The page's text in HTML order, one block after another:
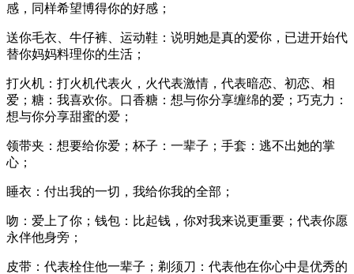
感，同样希望博得你的好感；
送你毛衣、牛仔裤、运动鞋：说明她是真的爱你，已进开始代
替你妈妈料理你的生活；
打火机：打火机代表火，火代表激情，代表暗恋、初恋、相
爱；糖：我喜欢你。口香糖：想与你分享缠绵的爱；巧克力：
想与你分享甜蜜的爱；
领带夹：想要给你爱；杯子：一辈子；手套：逃不出她的掌
心；
睡衣：付出我的一切，我给你我的全部；
吻：爱上了你；钱包：比起钱，你对我来说更重要；代表你愿
永伴他身旁；
皮带：代表栓住他一辈子；剃须刀：代表他在你心中是优秀的